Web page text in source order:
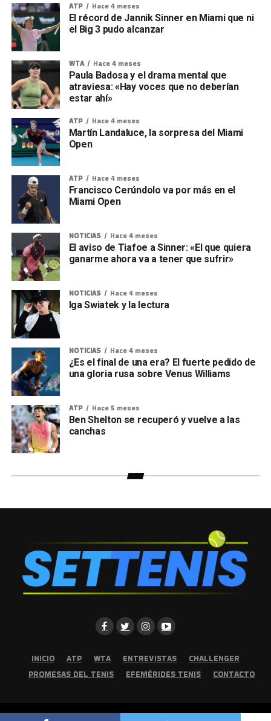
ATP Hace 4 meses
El récord de Jannik Sinner en Miami que ni
el Big 3 pudo alcanzar
WTA Hace 4 meses
Paula Badosa y el drama mental que
atraviesa: «Hay voces que no deberían
estar ahí»
ATP Hace 4 meses
Martín Landaluce, la sorpresa del Miami
Open
ATP Hace 4 meses
Francisco Cerúndolo va por más en el
Miami Open
NOTICIAS Hace 4 meses
El aviso de Tiafoe a Sinner: «El que quiera
ganarme ahora va a tener que sufrir»
NOTICIAS Hace 4 meses
Iga Swiatek y la lectura
NOTICIAS Hace 4 meses
¿Es el final de una era? El fuerte pedido de
una gloria rusa sobre Venus Williams
ATP Hace 5 meses
Ben Shelton se recuperó y vuelve a las
canchas
INICIO ATP WTA ENTREVISTAS
CHALLENGER
PROMESAS DEL TENIS
EFEMÉRIDES TENIS CONTACTO